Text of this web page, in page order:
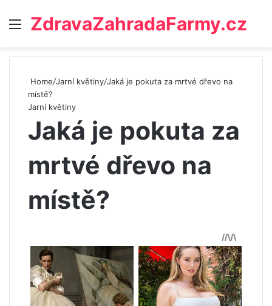
Menu
ZdravaZahradaFarmy.cz
Home/Jarní květiny/Jaká je pokuta za mrtvé dřevo na
místě?
Jarní květiny
Jaká je pokuta za
mrtvé dřevo na
místě?